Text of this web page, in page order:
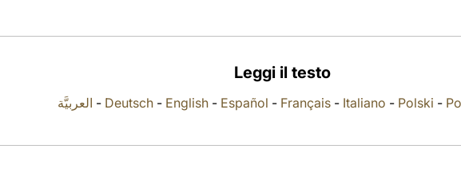
Leggi il testo
العربيَّة - Deutsch - English - Español - Français - Italiano - Polski -